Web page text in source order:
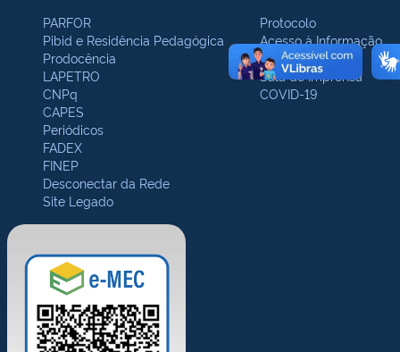
PARFOR
Pibid e Residência Pedagógica
Prodocência
LAPETRO
CNPq
CAPES
Periódicos
FADEX
FINEP
Desconectar da Rede
Site Legado
Protocolo
Acesso à Informação
Ouvidoria
Sala de Imprensa
COVID-19